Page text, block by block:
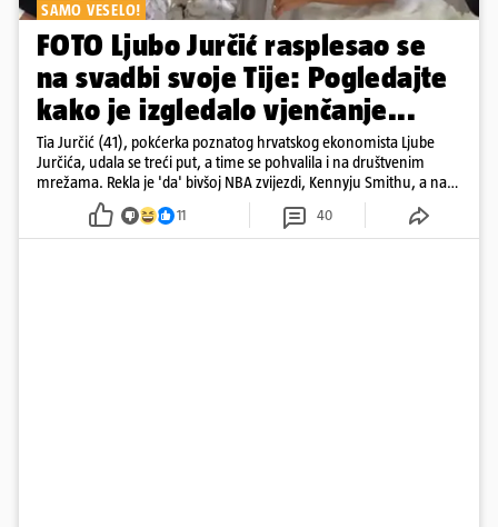
SAMO VESELO!
FOTO Ljubo Jurčić rasplesao se
na svadbi svoje Tije: Pogledajte
kako je izgledalo vjenčanje...
Tia Jurčić (41), pokćerka poznatog hrvatskog ekonomista Ljube
Jurčića, udala se treći put, a time se pohvalila i na društvenim
mrežama. Rekla je 'da' bivšoj NBA zvijezdi, Kennyju Smithu, a na
snimkama i fotografijama je pokazala vesele trenutke s vjenčanja
11 40